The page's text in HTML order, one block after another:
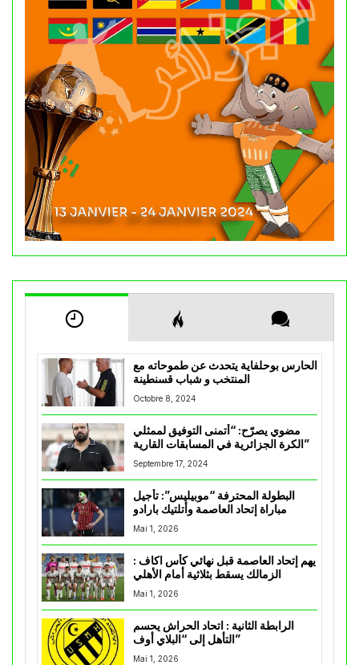
الحارس بوحلفاية يتحدث عن طموحاته مع
المنتخب و شباب قسنطينة
Octobre 8, 2024
مضوي يصرّح: “أتمنى التوفيق لممثلي
الكرة الجزائرية في المسابقات القارية”
Septembre 17, 2024
البطولة المحترفة “موبيليس”: تأجيل
مباراة إتحاد العاصمة وأتلتيك بارادو
Mai 1, 2026
يهم إتحاد العاصمة قبل نهائي كأس اكاف :
Mai 1, 2026
الرابطة الثانية : اتحاد الحراش يحسم
التأهل إلى “البلاي أوف”
Mai 1, 2026